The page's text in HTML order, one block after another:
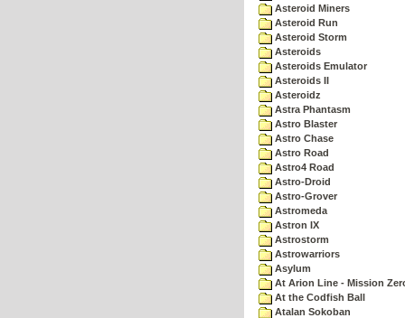
Asteroid Miners
Asteroid Run
Asteroid Storm
Asteroids
Asteroids Emulator
Asteroids II
Asteroidz
Astra Phantasm
Astro Blaster
Astro Chase
Astro Road
Astro4 Road
Astro-Droid
Astro-Grover
Astromeda
Astron IX
Astrostorm
Astrowarriors
Asylum
At Arion Line - Mission
At the Codfish Ball
Atalan Sokoban